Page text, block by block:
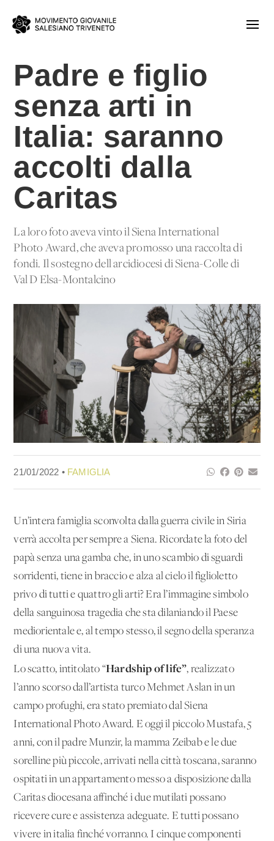
Padre e figlio
senza arti in
Italia: saranno
accolti dalla
Caritas
La loro foto aveva vinto il Siena International
Photo Award, che aveva promosso una raccolta di
fondi. Il sostegno dell'arcidiocesi di Siena-Colle di
Val D'Elsa-Montalcino
21/01/2022 • FAMIGLIA
Un’intera famiglia sconvolta dalla guerra civile in Siria
verrà accolta per sempre a Siena. Ricordate la foto del
papà senza una gamba che, in uno scambio di sguardi
sorridenti, tiene in braccio e alza al cielo il figlioletto
privo di tutti e quattro gli arti? Era l’immagine simbolo
della sanguinosa tragedia che sta dilaniando il Paese
mediorientale e, al tempo stesso, il segno della speranza
di una nuova vita.
Lo scatto, intitolato “Hardship of life”, realizzato
l’anno scorso dall’artista turco Mehmet Aslan in un
campo profughi, era stato premiato dal Siena
International Photo Award. E oggi il piccolo Mustafa, 5
anni, con il padre Munzir, la mamma Zeibab e le due
sorelline più piccole, arrivati nella città toscana, saranno
ospitati in un appartamento messo a disposizione dalla
Caritas diocesana affinché i due mutilati possano
ricevere cure e assistenza adeguate. E tutti possano
vivere in italia finché vorranno. I cinque componenti